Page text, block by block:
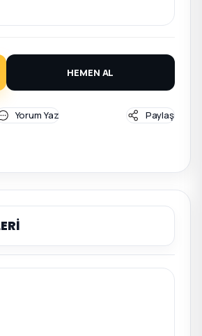
HEMEN AL
Yorum Yaz Paylaş